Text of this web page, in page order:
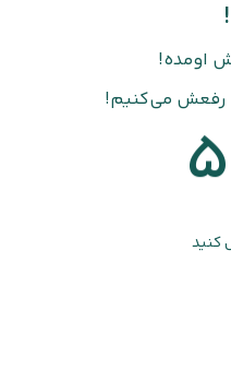
اومده!
رفعش می‌کنیم!
کنید